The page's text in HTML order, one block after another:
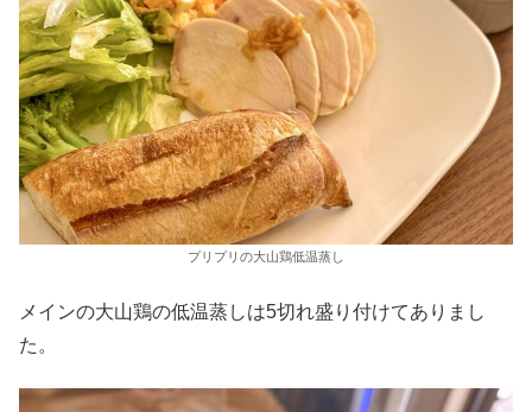
プリプリの大山鶏低温蒸し
メインの大山鶏の低温蒸しは5切れ盛り付けてありまし
た。